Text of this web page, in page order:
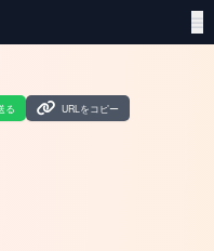
る URLをコピー